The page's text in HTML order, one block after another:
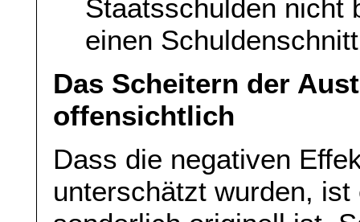
Staatsschulden nicht
einen
Das Scheitern der
offensichtlich
Dass die negativen
unterschätzt wurden,